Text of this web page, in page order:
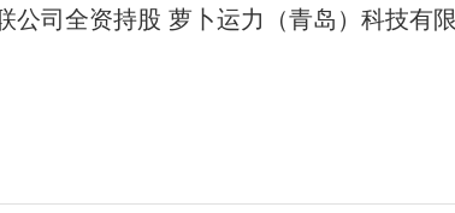
公司全资持股 萝卜运力（青岛）科技有